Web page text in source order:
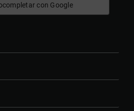
con Google